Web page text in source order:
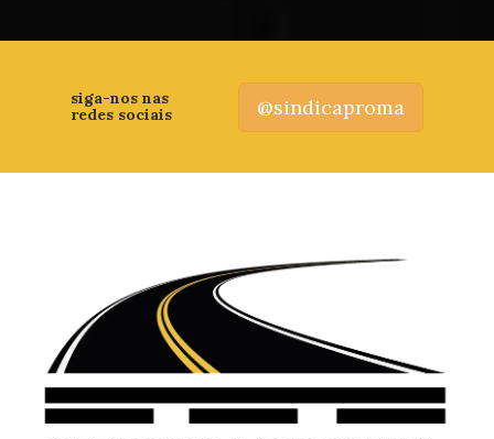
siga-nos nas
redes sociais
@sindicaproma